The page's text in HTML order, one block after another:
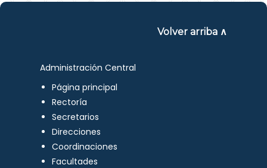
Volver arriba ∧
Administración Central
Página principal
Rectoría
Secretarios
Direcciones
Coordinaciones
Facultades